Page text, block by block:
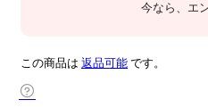
今なら 、エ
この商品は 返品可能 です。